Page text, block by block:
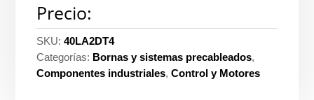
Precio:
SKU:40LA2DT4
Categorías: Bornas y sistemas precableados,
Componentes industriales,Control y Motores